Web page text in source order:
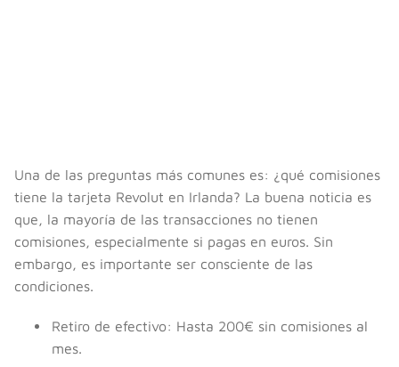
Una de las preguntas más comunes es: ¿qué comisiones
tiene la tarjeta Revolut en Irlanda? La buena noticia es
que, la mayoría de las transacciones no tienen
comisiones, especialmente si pagas en euros. Sin
embargo, es importante ser consciente de las
condiciones.
Retiro de efectivo: Hasta 200€ sin comisiones al
mes.